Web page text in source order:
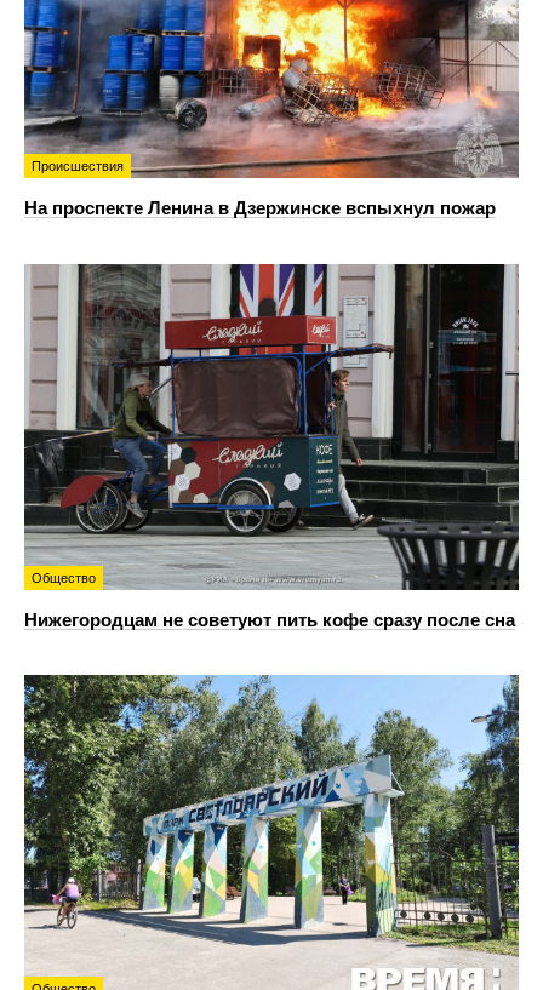
Происшествия
На проспекте Ленина в Дзержинске вспыхнул пожар
Общество
Нижегородцам не советуют пить кофе сразу после сна